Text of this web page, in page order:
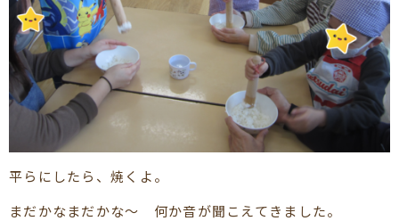
平らにしたら、焼くよ。
まだかなまだかな～ 何か音が聞こえてきました。